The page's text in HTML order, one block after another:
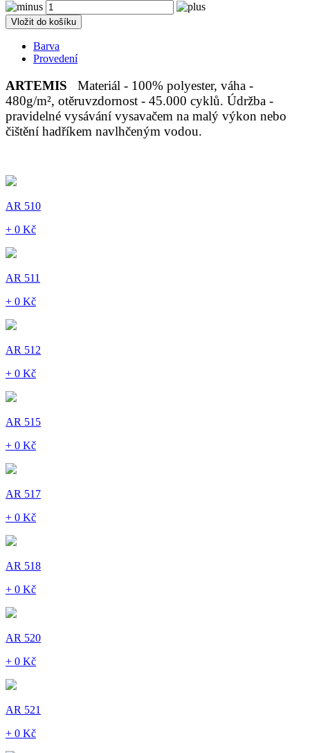
Vložit do košíku
Barva
Provedení
ARTEMIS
Materiál - 100% polyester, váha -
480g/m², otěruvzdornost - 45.000 cyklů. Údržba -
pravidelné vysávání vysavačem na malý výkon nebo
čištění hadříkem navlhčeným vodou.
AR 510
+ 0 Kč
AR 511
+ 0 Kč
AR 512
+ 0 Kč
AR 515
+ 0 Kč
AR 517
+ 0 Kč
AR 518
+ 0 Kč
AR 520
+ 0 Kč
AR 521
+ 0 Kč